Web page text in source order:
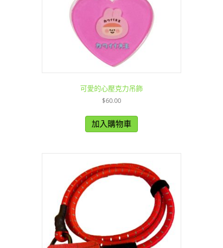
可愛的心壓克力吊飾
$60.00
加入購物車